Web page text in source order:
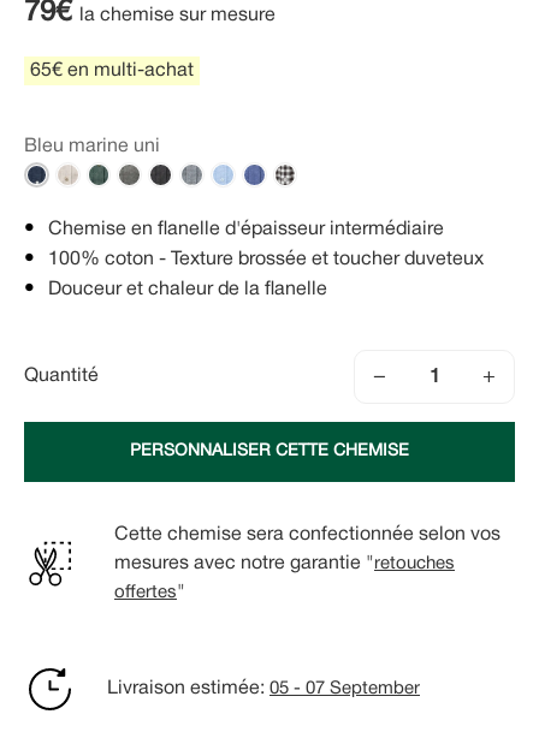
79€ la chemise sur mesure
65€ en multi-achat
Bleu marine uni
Chemise en flanelle d'épaisseur intermédiaire
100% coton - Texture brossée et toucher duveteux
Douceur et chaleur de la flanelle
Quantité − +
PERSONNALISER CETTE CHEMISE
Cette chemise sera confectionnée selon vos
mesures avec notre garantie " retouches
offertes"
Livraison estimée: 05 - 07 September